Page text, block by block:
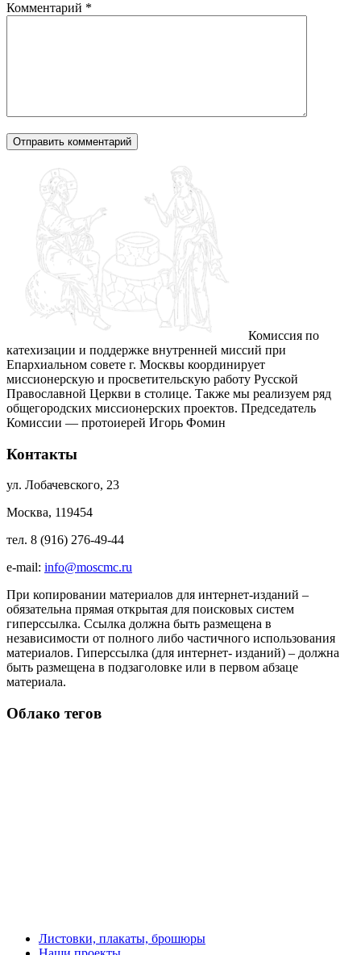
Комментарий *
Комиссия по
катехизации и поддержке внутренней миссий при
Епархиальном совете г. Москвы координирует
миссионерскую и просветительскую работу Русской
Православной Церкви в столице. Также мы реализуем ряд
общегородских миссионерских проектов. Председатель
Комиссии — протоиерей Игорь Фомин
Контакты
ул. Лобачевского, 23
Москва, 119454
тел. 8 (916) 276-49-44
e-mail: info@moscmc.ru
При копировании материалов для интернет-изданий –
обязательна прямая открытая для поисковых систем
гиперссылка. Ссылка должна быть размещена в
независимости от полного либо частичного использования
материалов. Гиперссылка (для интернет- изданий) – должна
быть размещена в подзаголовке или в первом абзаце
материала.
Облако тегов
Листовки, плакаты, брошюры